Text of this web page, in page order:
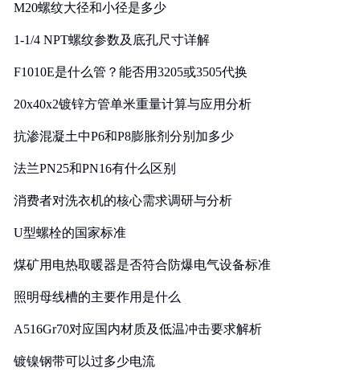
M20螺纹大径和小径是多少
1-1/4 NPT螺纹参数及底孔尺寸详解
F1010E是什么管？能否用3205或3505代换
20x40x2镀锌方管单米重量计算与应用分析
抗渗混凝土中P6和P8膨胀剂分别加多少
法兰PN25和PN16有什么区别
消费者对洗衣机的核心需求调研与分析
U型螺栓的国家标准
煤矿用电热取暖器是否符合防爆电气设备标准
照明母线槽的主要作用是什么
A516Gr70对应国内材质及低温冲击要求解析
镀镍钢带可以过多少电流